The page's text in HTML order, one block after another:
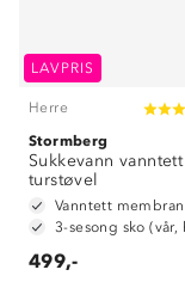
LAVPRIS
Herre
Stormberg
Sukkevann vanntett
turstøvel
Vanntett membran
499,-